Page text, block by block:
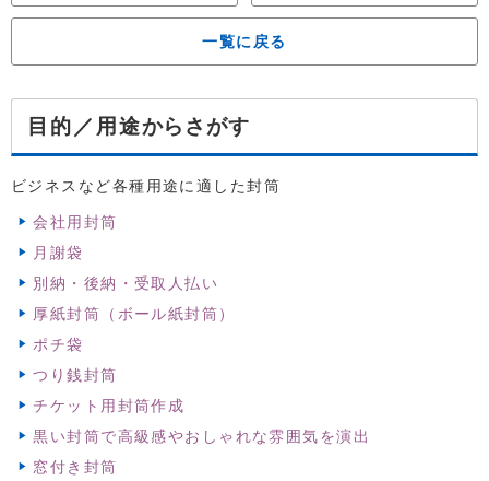
一覧に戻る
目的／用途からさがす
ビジネスなど各種用途に適した封筒
会社用封筒
月謝袋
別納・後納・受取人払い
厚紙封筒（ボール紙封筒）
ポチ袋
つり銭封筒
チケット用封筒作成
黒い封筒で高級感やおしゃれな雰囲気を演出
窓付き封筒